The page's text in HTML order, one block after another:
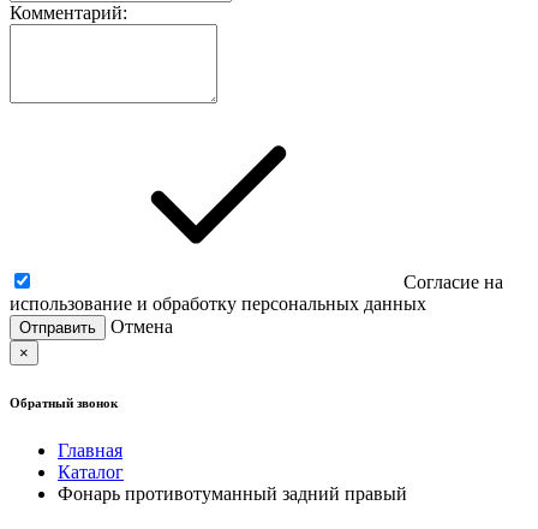
Комментарий:
Согласие на
использование и обработку персональных данных
Отмена
×
Обратный звонок
Главная
Каталог
Фонарь противотуманный задний правый